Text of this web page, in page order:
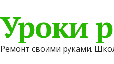
Уроки
Ремонт своими руками.